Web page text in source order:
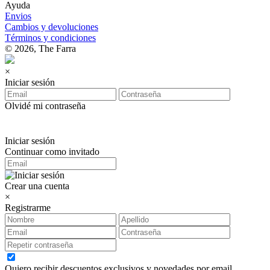
Ayuda
Envios
Cambios y devoluciones
Términos y condiciones
© 2026, The Farra
×
Iniciar sesión
Olvidé mi contraseña
Iniciar sesión
Continuar como invitado
Crear una cuenta
×
Registrarme